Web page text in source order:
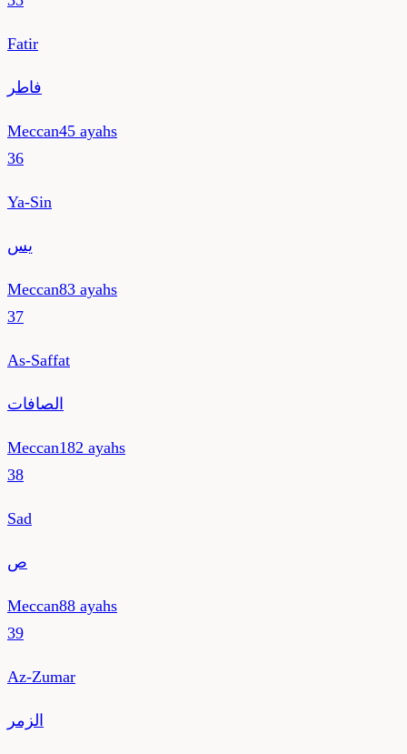
Fatir
فاطر
Meccan45 ayahs
36
Ya-Sin
يس
Meccan83 ayahs
37
As-Saffat
الصافات
Meccan182 ayahs
38
Sad
ص
Meccan88 ayahs
39
Az-Zumar
الزمر